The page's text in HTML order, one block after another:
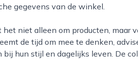
gegevens van de winkel.
de tijd om mee te denken,
bij hun stijl en dagelijks leven. De